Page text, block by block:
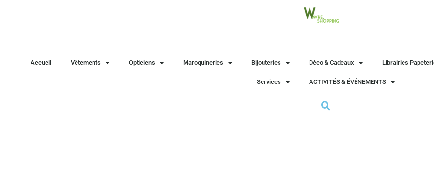
Accueil Vêtements Opticiens Maroquineries Bijouteries Déco & Cadeaux Librairies
Services ACTIVITÉS & ÉVÉNEMENTS